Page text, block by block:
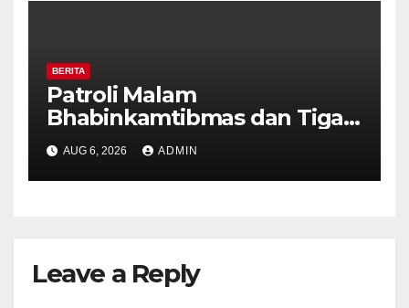
BERITA
Patroli Malam
Bhabinkamtibmas dan Tiga
Pilar Kelurahan Ungaran
Perkuat Kamtibmas, Warga
Diajak Aktifkan Ronda
AUG 6, 2026 ADMIN
Leave a Reply